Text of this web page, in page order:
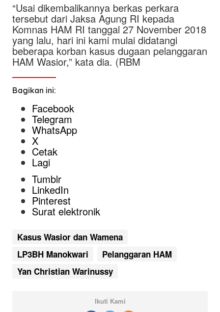
“Usai dikembalikannya berkas perkara
tersebut dari Jaksa Agung RI kepada
Komnas HAM RI tanggal 27 November 2018
yang lalu, hari ini kami mulai didatangi
beberapa korban kasus dugaan pelanggaran
HAM Wasior,” kata dia. (RBM
Bagikan ini:
Facebook
Telegram
WhatsApp
X
Cetak
Lagi
Tumblr
LinkedIn
Pinterest
Surat elektronik
Kasus Wasior dan Wamena
LP3BH Manokwari
Pelanggaran HAM
Yan Christian Warinussy
Ikuti Kami